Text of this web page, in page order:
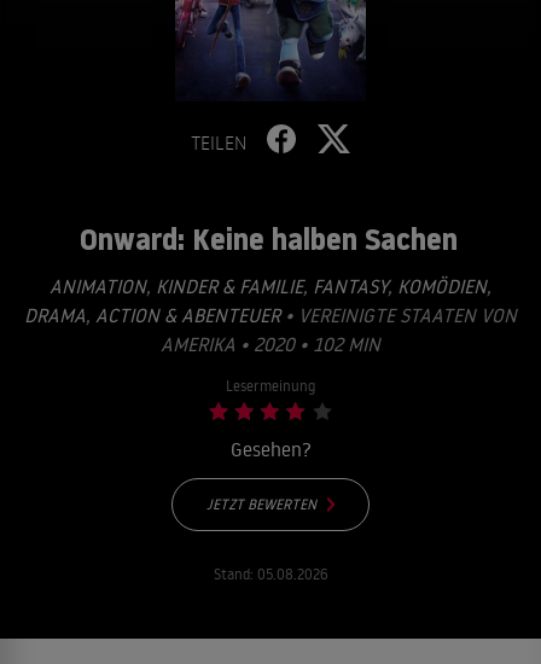
TEILEN
Onward: Keine halben Sachen
ANIMATION, KINDER & FAMILIE, FANTASY, KOMÖDIEN,
DRAMA, ACTION & ABENTEUER• VEREINIGTE STAATEN VON
AMERIKA • 2020 • 102 MIN
Lesermeinung
Gesehen?
JETZT BEWERTEN
Stand: 05.08.2026